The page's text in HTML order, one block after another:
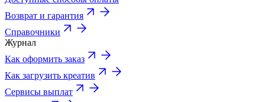
Возврат и гарантия
Справочники
Журнал
Как оформить заказ
Как загрузить креатив
Сервисы выплат